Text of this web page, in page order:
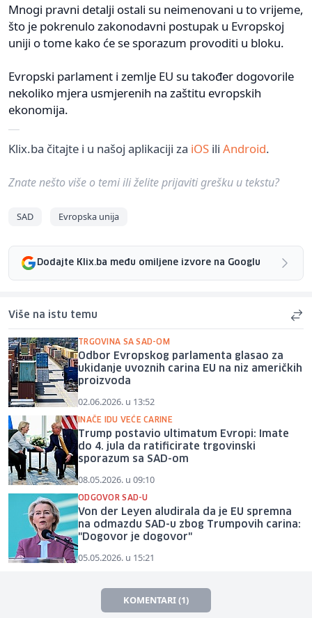
Mnogi pravni detalji ostali su neimenovani u to vrijeme,
što je pokrenulo zakonodavni postupak u Evropskoj
uniji o tome kako će se sporazum provoditi u bloku.
Evropski parlament i zemlje EU su također dogovorile
nekoliko mjera usmjerenih na zaštitu evropskih
ekonomija.
Klix.ba čitajte i u našoj aplikaciji za iOS ili Android.
Znate nešto više o temi ili želite prijaviti grešku u tekstu?
SAD Evropska unija
Dodajte Klix.ba među omiljene izvore na Googlu
Više na istu temu
TRGOVINA SA SAD-OM
Odbor Evropskog parlamenta glasao za
ukidanje uvoznih carina EU na niz američkih
proizvoda
02.06.2026. u 13:52
INAČE IDU VEĆE CARINE
Trump postavio ultimatum Evropi: Imate
do 4. jula da ratificirate trgovinski
sporazum sa SAD-om
08.05.2026. u 09:10
ODGOVOR SAD-U
Von der Leyen aludirala da je EU spremna
na odmazdu SAD-u zbog Trumpovih carina:
"Dogovor je dogovor"
05.05.2026. u 15:21
KOMENTARI (1)